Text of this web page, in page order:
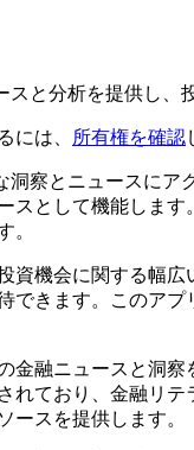
と分析を提供し
には、 所有権を確認
洞察とニュースに
スとして機能しま
。
資機会に関する幅
できます。このア
金融ニュースと洞
ており、金融リ
ースを提供します。